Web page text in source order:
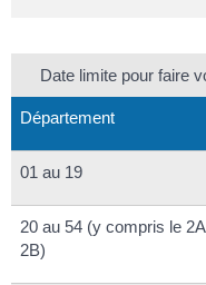
Date limite pour faire
Département
01 au 19
20 au 54 (y compris le
2B)